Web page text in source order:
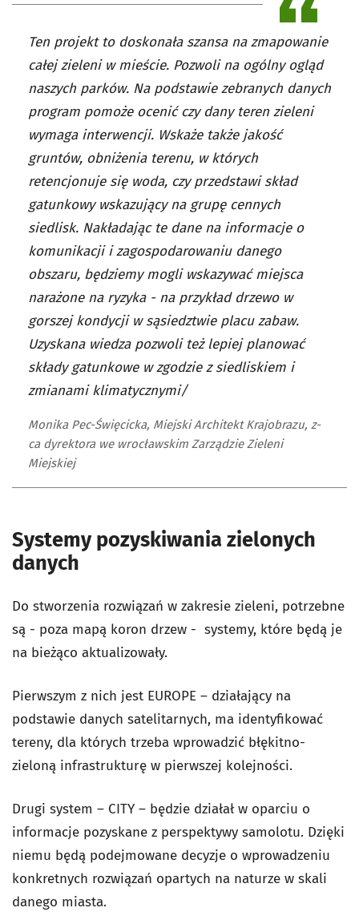
Ten projekt to doskonała szansa na zmapowanie
całej zieleni w mieście. Pozwoli na ogólny ogląd
naszych parków. Na podstawie zebranych danych
program pomoże ocenić czy dany teren zieleni
wymaga interwencji. Wskaże także jakość
gruntów, obniżenia terenu, w których
retencjonuje się woda, czy przedstawi skład
gatunkowy wskazujący na grupę cennych
siedlisk. Nakładając te dane na informacje o
komunikacji i zagospodarowaniu danego
obszaru, będziemy mogli wskazywać miejsca
narażone na ryzyka - na przykład drzewo w
gorszej kondycji w sąsiedztwie placu zabaw.
Uzyskana wiedza pozwoli też lepiej planować
składy gatunkowe w zgodzie z siedliskiem i
zmianami klimatycznymi/
Monika Pec-Święcicka, Miejski Architekt Krajobrazu, z-
ca dyrektora we wrocławskim Zarządzie Zieleni
Miejskiej
Systemy pozyskiwania zielonych
danych
Do stworzenia rozwiązań w zakresie zieleni, potrzebne
są - poza mapą koron drzew - systemy, które będą je
na bieżąco aktualizowały.
Pierwszym z nich jest EUROPE – działający na
podstawie danych satelitarnych, ma identyfikować
tereny, dla których trzeba wprowadzić błękitno-
zieloną infrastrukturę w pierwszej kolejności.
Drugi system – CITY – będzie działał w oparciu o
informacje pozyskane z perspektywy samolotu. Dzięki
niemu będą podejmowane decyzje o wprowadzeniu
konkretnych rozwiązań opartych na naturze w skali
danego miasta.